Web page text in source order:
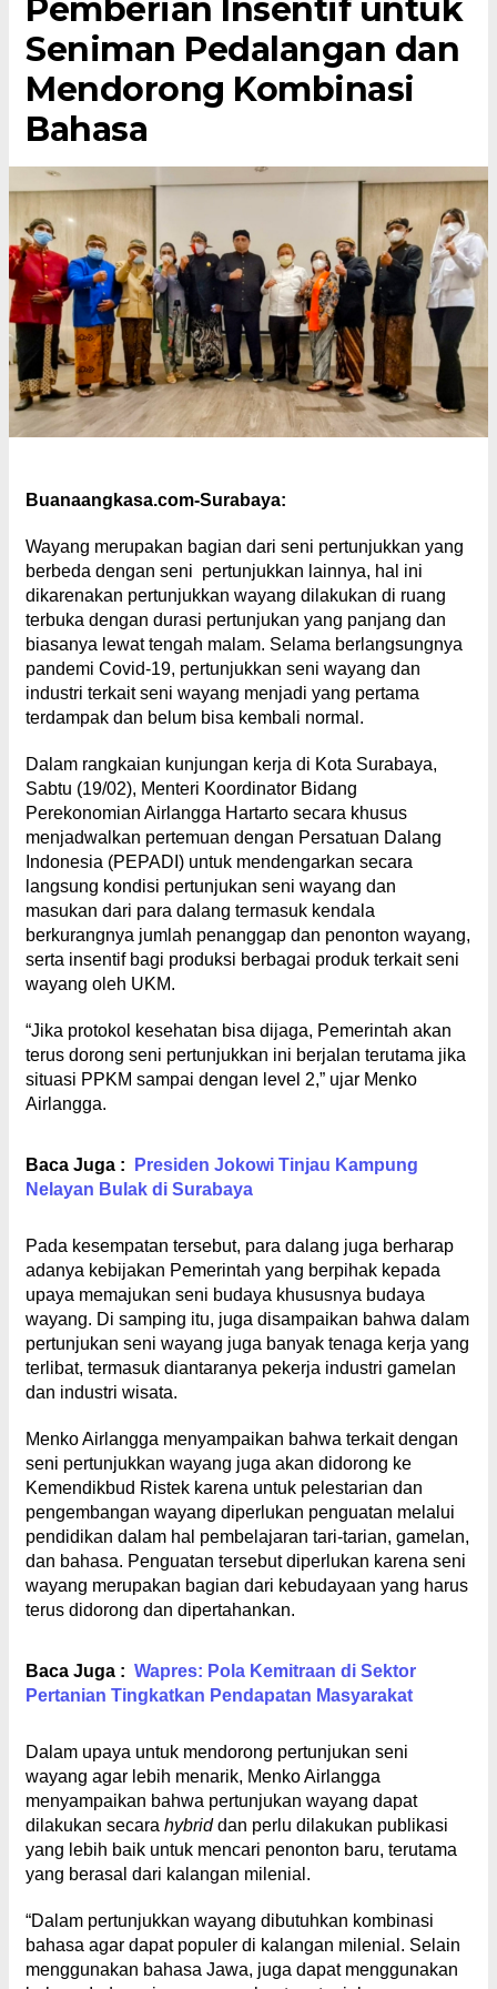
Pemberian Insentif untuk
Seniman Pedalangan dan
Mendorong Kombinasi
Bahasa
Buanaangkasa.com-Surabaya:
Wayang merupakan bagian dari seni pertunjukkan yang
berbeda dengan seni pertunjukkan lainnya, hal ini
dikarenakan pertunjukkan wayang dilakukan di ruang
terbuka dengan durasi pertunjukan yang panjang dan
biasanya lewat tengah malam. Selama berlangsungnya
pandemi Covid-19, pertunjukkan seni wayang dan
industri terkait seni wayang menjadi yang pertama
terdampak dan belum bisa kembali normal.
Dalam rangkaian kunjungan kerja di Kota Surabaya,
Sabtu (19/02), Menteri Koordinator Bidang
Perekonomian Airlangga Hartarto secara khusus
menjadwalkan pertemuan dengan Persatuan Dalang
Indonesia (PEPADI) untuk mendengarkan secara
langsung kondisi pertunjukan seni wayang dan
masukan dari para dalang termasuk kendala
berkurangnya jumlah penanggap dan penonton wayang,
serta insentif bagi produksi berbagai produk terkait seni
wayang oleh UKM.
“Jika protokol kesehatan bisa dijaga, Pemerintah akan
terus dorong seni pertunjukkan ini berjalan terutama jika
situasi PPKM sampai dengan level 2,” ujar Menko
Airlangga.
Baca Juga :
Presiden Jokowi Tinjau Kampung
Nelayan Bulak di Surabaya
Pada kesempatan tersebut, para dalang juga berharap
adanya kebijakan Pemerintah yang berpihak kepada
upaya memajukan seni budaya khususnya budaya
wayang. Di samping itu, juga disampaikan bahwa dalam
pertunjukan seni wayang juga banyak tenaga kerja yang
terlibat, termasuk diantaranya pekerja industri gamelan
dan industri wisata.
Menko Airlangga menyampaikan bahwa terkait dengan
seni pertunjukkan wayang juga akan didorong ke
Kemendikbud Ristek karena untuk pelestarian dan
pengembangan wayang diperlukan penguatan melalui
pendidikan dalam hal pembelajaran tari-tarian, gamelan,
dan bahasa. Penguatan tersebut diperlukan karena seni
wayang merupakan bagian dari kebudayaan yang harus
terus didorong dan dipertahankan.
Baca Juga : Wapres: Pola Kemitraan di Sektor
Pertanian Tingkatkan Pendapatan Masyarakat
Dalam upaya untuk mendorong pertunjukan seni
wayang agar lebih menarik, Menko Airlangga
menyampaikan bahwa pertunjukan wayang dapat
dilakukan secara hybriddan perlu dilakukan publikasi
yang lebih baik untuk mencari penonton baru, terutama
yang berasal dari kalangan milenial.
“Dalam pertunjukkan wayang dibutuhkan kombinasi
bahasa agar dapat populer di kalangan milenial. Selain
menggunakan bahasa Jawa, juga dapat menggunakan